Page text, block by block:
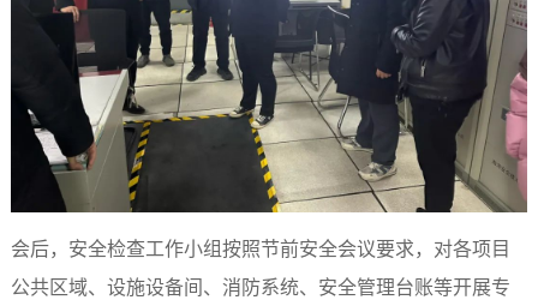
会后，安全检查工作小组按照节前安全会议要求，对各项目
公共区域、设施设备间、消防系统、安全管理台账等开展专